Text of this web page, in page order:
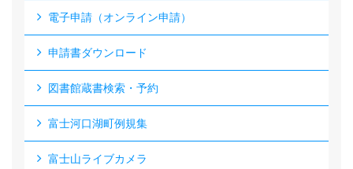
電子申請（オンライン申請）
申請書ダウンロード
図書館蔵書検索・予約
富士河口湖町例規集
富士山ライブカメラ